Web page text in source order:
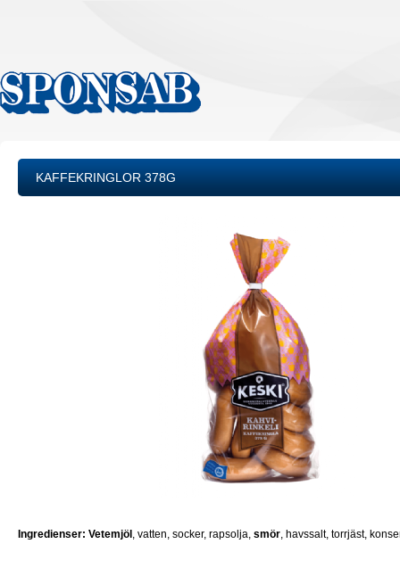
KAFFEKRINGLOR 378G
Ingredienser: Vetemjöl , vatten, socker, rapsolja, smör, havssalt, torrjäst,